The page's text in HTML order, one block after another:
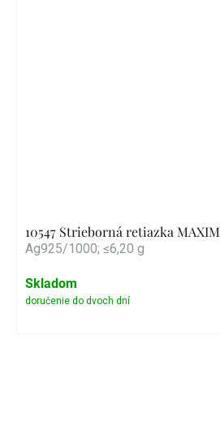
10547 Strieborná retiazka
Ag925/1000; ≤6,20 g
Skladom